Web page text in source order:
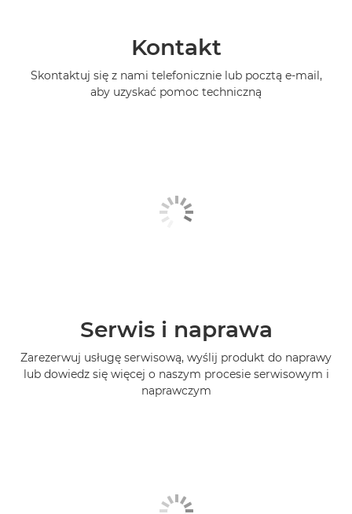
Kontakt
Skontaktuj się z nami telefonicznie lub pocztą e-mail,
aby uzyskać pomoc techniczną
Serwis i naprawa
Zarezerwuj usługę serwisową, wyślij produkt do naprawy
lub dowiedz się więcej o naszym procesie serwisowym i
naprawczym